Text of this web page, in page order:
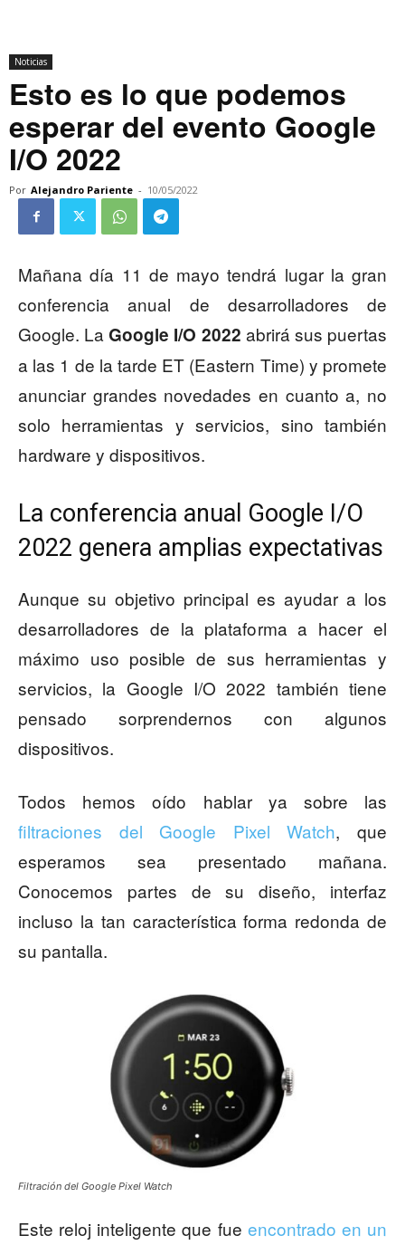
Noticias
Esto es lo que podemos
esperar del evento Google
I/O 2022
Por Alejandro Pariente - 10/05/2022
Mañana día 11 de mayo tendrá lugar la gran
conferencia anual de desarrolladores de
Google. LaGoogle I/O 2022 abrirá sus puertas
a las 1 de la tarde ET (Eastern Time) y promete
anunciar grandes novedades en cuanto a, no
solo herramientas y servicios, sino también
hardware y dispositivos.
La conferencia anual Google I/O
2022 genera amplias expectativas
Aunque su objetivo principal es ayudar a los
desarrolladores de la plataforma a hacer el
máximo uso posible de sus herramientas y
servicios, la Google I/O 2022 también tiene
pensado sorprendernos con algunos
dispositivos.
Todos hemos oído hablar ya sobre las
filtraciones del Google Pixel Watch, que
esperamos sea presentado mañana.
Conocemos partes de su diseño, interfaz
incluso la tan característica forma redonda de
su pantalla.
Filtración del Google Pixel Watch
Este reloj inteligente que fue encontrado en un